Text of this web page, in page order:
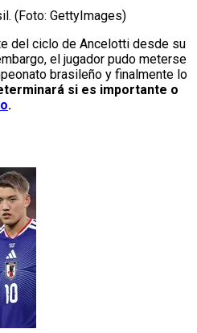
(Foto: GettyImages)
del ciclo de Ancelotti desde su
embargo, el jugador pudo meterse
brasileño y finalmente lo
si es importante o
.